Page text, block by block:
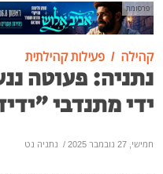
פרסומת
קהילה פעילות קהילתית
נתניה: פעוטה
ידי מתנדבי
חמישי, 27 נובמבר 2025 / נתניה נט